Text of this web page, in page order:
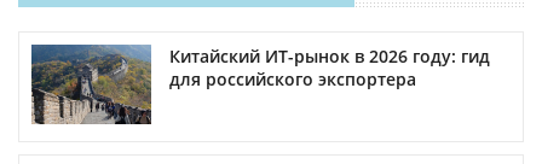
Китайский ИТ-рынок в 2026 году: гид
для российского экспортера